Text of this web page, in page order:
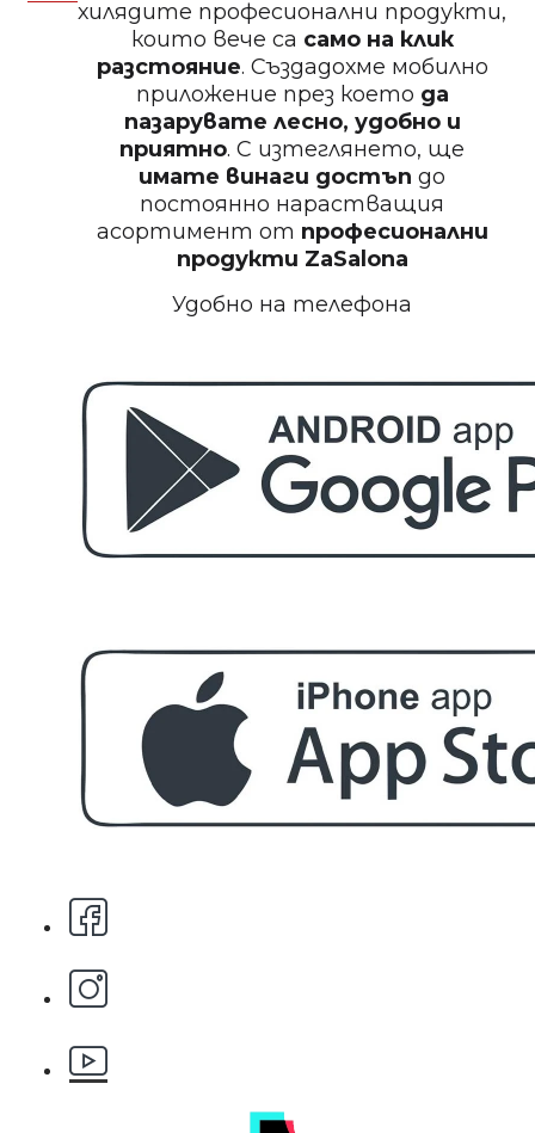
БЕЗПЛАТНО
Пила за нокти
БЕЗПЛАТНО
Пила за полиране на нокти
БЕЗПЛАТНО
БЕЗПЛАТНО
За поръчка над € 40.00 (78.23 лв.)
Стипца 20 броя в кибрит
хилядите професионални продукти,
които вече са само на клик
разстояние. Създадохме мобилно
приложение през което да
пазарувате лесно, удобно и
приятно. С изтеглянето, ще
имате винаги достъп до
постоянно нарастващия
асортимент от професионални
продукти ZaSalona
Удобно на телефона